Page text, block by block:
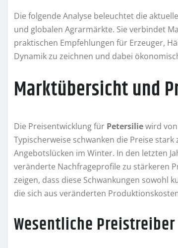
Die folgende Analyse beleuchtet die
und globalen Agrarmärkte. Sie verbindet
praktischen Empfehlungen für Erzeuger,
Dynamik zu zeichnen und dabei
Marktübersicht und
Die Preisentwicklung für Petersiliewird
Typischerweise schwanken die Preise
Angebotslücken im Winter. In den letzten
veränderte Nachfrageprofile zu stärkeren
zeigen, dass diese Schwankungen sowohl
die sich aus veränderten
Wesentliche Preistreiber